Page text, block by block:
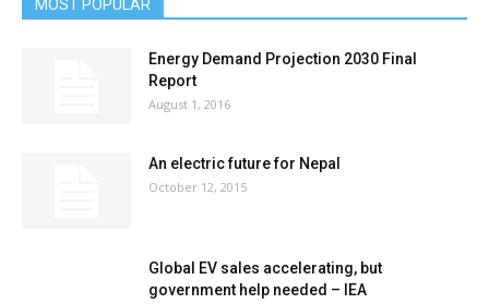
MOST POPULAR
Energy Demand Projection 2030 Final
Report
August 1, 2016
An electric future for Nepal
October 12, 2015
Global EV sales accelerating, but
government help needed – IEA